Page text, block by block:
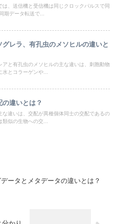
は、送信機と受信機は同じクロックパルスで同
期データ転送で...
グレラ、有孔虫のメソヒルの違いと
アと有孔虫のメソヒルの主な違いは、刺胞動物
とコラーゲンや...
違いとは？
な違いは、交配が異種個体同士の交配であるの
似の生物への交...
データとメタデータの違いとは？